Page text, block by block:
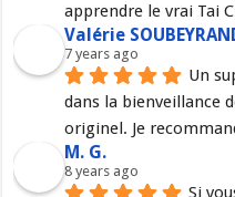
apprendre le vrai Tai
Valérie
7 years ago
Un
dans la bienveillance
originel. Je
M. G.
8 years ago
Si